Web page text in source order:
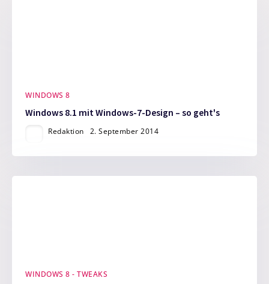
WINDOWS 8
Windows 8.1 mit Windows-7-Design – so geht's
Redaktion 2. September 2014
WINDOWS 8 - TWEAKS